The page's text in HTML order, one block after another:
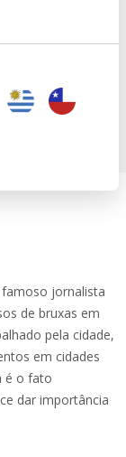
famoso jornalista
de bruxas em
pela cidade,
em cidades
é o fato
dar importância